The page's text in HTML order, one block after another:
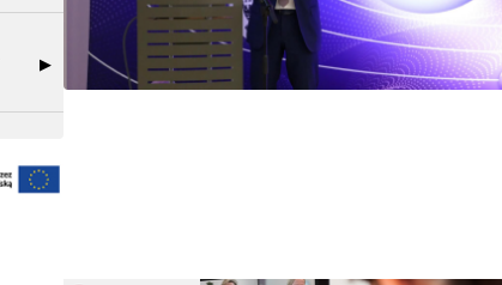
Rozwiń sekcję "Rozwijanie metod i form wspierania uczennic i
▶